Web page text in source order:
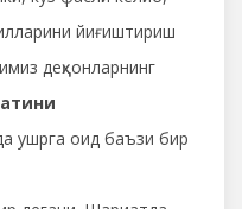
йиғиштириш
деҳқонларнинг
ушрга оид баъзи бир